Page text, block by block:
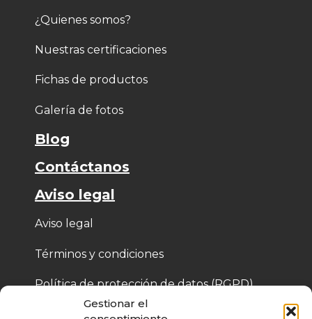
Gestionar el
¿Quienes somos?
Nuestras certificaciones
Fichas de productos
Galería de fotos
Blog
Contáctanos
Aviso legal
Aviso legal
Términos y condiciones
Política de protección de datos (RGPD)
Política de cookies